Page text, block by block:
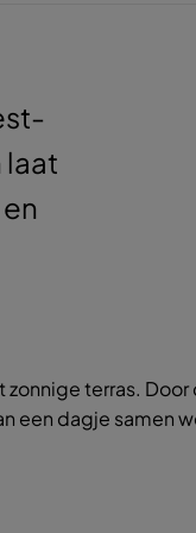
laat
terras.
een dagje samen